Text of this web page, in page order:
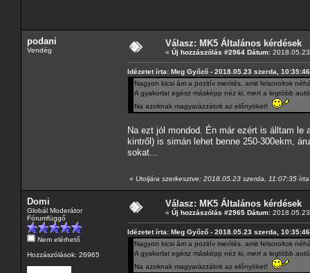
podani
Vendég
Válasz: MK5 Általános kérdések
« Új hozzászólás #2964 Dátum:
Idézetet írta: Meg Győző - 2018.05.23 szerda, 10:35:46
Nagyon kicsi ám a pozitív merítés, amit felsoroltok
A gyakorlat egész másképp néz ki, mert a legtöbb
Na azoknak magyarázzátok az előnyöket!
Na ezt jól mondod. Én már ezért is álltam
kintről) is simán lehet benne 250-300ekm,
sokat...
« Utoljára szerkesztve: 2018.05.23 szerda, 11:07:35
Domi
Globál Moderátor
Fórumfüggő
Nem elérhető
Hozzászólások: 26965
Válasz: MK5 Általános kérdések
« Új hozzászólás #2965 Dátum:
Idézetet írta: Meg Győző - 2018.05.23 szerda, 10:35:46
Nagyon kicsi ám a pozitív merítés, amit felsoroltok
A gyakorlat egész másképp néz ki, mert a legtöbb
Na azoknak magyarázzátok az előnyöket!